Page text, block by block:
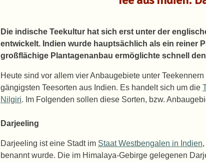
Die indische Teekultur hat sich erst unter der
entwickelt. Indien wurde hauptsächlich als ein reiner
großflächige Plantagenanbau ermöglichte schnell
Heute sind vor allem vier Anbaugebiete unter
gängigsten Teesorten aus Indien. Es handelt sich um die
Nilgiri. Im Folgenden sollen diese Sorten, bzw.
Darjeeling
Darjeeling ist eine Stadt im Staat Westbengalen in Indien
benannt wurde. Die im Himalaya-Gebirge gelegenen